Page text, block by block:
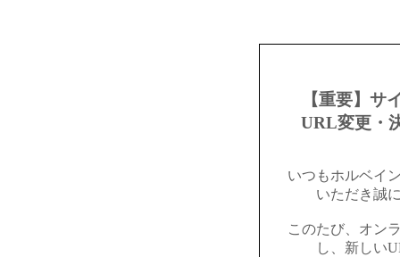
【重要】サ
URL変更・
いつもホルベイ
いただき誠
このたび、オン
し、新しい